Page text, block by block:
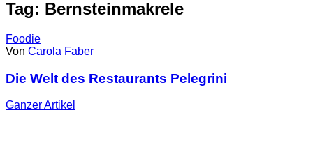
Tag: Bernsteinmakrele
Foodie
Von Carola Faber
Die Welt des Restaurants Pelegrini
GanzerArtikel